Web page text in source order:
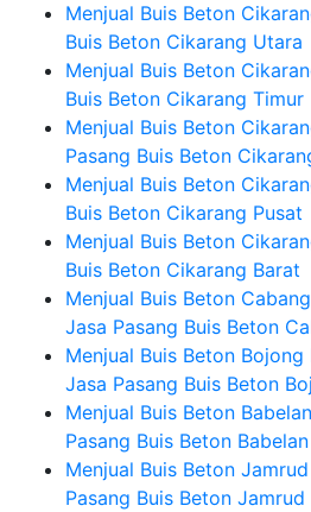
Menjual Buis Beton
Buis Beton Cikarang Utara
Menjual Buis Beton
Buis Beton Cikarang Timur
Menjual Buis Beton
Pasang Buis Beton
Menjual Buis Beton
Buis Beton Cikarang Pusat
Menjual Buis Beton
Buis Beton Cikarang Barat
Menjual Buis Beton
Jasa Pasang Buis Beton
Menjual Buis Beton
Jasa Pasang Buis Beton
Menjual Buis Beton
Pasang Buis Beton
Menjual Buis Beton
Pasang Buis Beton